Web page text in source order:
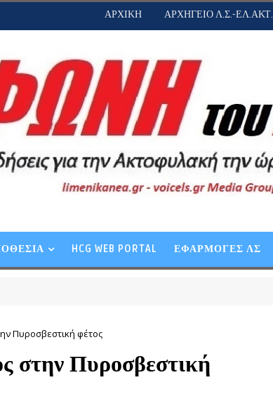
ΑΡΧΙΚΗ ΑΡΧΗΓΕΙΟ Λ.Σ.-ΕΛ.ΑΚΤ.
HCG WEB PORTAL ΕΦΑΡΜΟΓΕΣ ΛΣ
Πυροσβεστική φέτος
στην Πυροσβεστική